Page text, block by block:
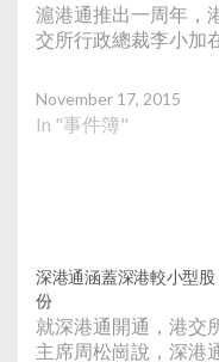
滬港通推出一周年，
交所行政總裁李小加
November 17, 2015
In "事件簿"
深港通涵蓋深港較小型股
份
就深港通開通，港交
主席周松崗說，深港